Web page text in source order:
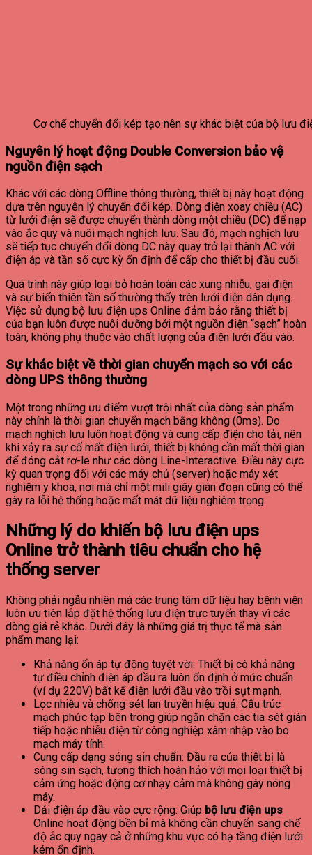
Cơ chế chuyển đổi kép tạo nên sự khác biệt của bộ lưu
Nguyên lý hoạt động Double Conversion bảo vệ
nguồn điện sạch
Khác với các dòng Offline thông thường, thiết bị này hoạt động
dựa trên nguyên lý chuyển đổi kép. Dòng điện xoay chiều (AC)
từ lưới điện sẽ được chuyển thành dòng một chiều (DC) để nạp
vào ắc quy và nuôi mạch nghịch lưu. Sau đó, mạch nghịch lưu
sẽ tiếp tục chuyển đổi dòng DC này quay trở lại thành AC với
điện áp và tần số cực kỳ ổn định để cấp cho thiết bị đầu cuối.
Quá trình này giúp loại bỏ hoàn toàn các xung nhiễu, gai điện
và sự biến thiên tần số thường thấy trên lưới điện dân dụng.
Việc sử dụng bộ lưu điện ups Online đảm bảo rằng thiết bị
của bạn luôn được nuôi dưỡng bởi một nguồn điện “sạch” hoàn
toàn, không phụ thuộc vào chất lượng của điện lưới đầu vào.
Sự khác biệt về thời gian chuyển mạch so với các
dòng UPS thông thường
Một trong những ưu điểm vượt trội nhất của dòng sản phẩm
này chính là thời gian chuyển mạch bằng không (0ms). Do
mạch nghịch lưu luôn hoạt động và cung cấp điện cho tải, nên
khi xảy ra sự cố mất điện lưới, thiết bị không cần mất thời gian
để đóng cắt rơ-le như các dòng Line-Interactive. Điều này cực
kỳ quan trọng đối với các máy chủ (server) hoặc máy xét
nghiệm y khoa, nơi mà chỉ một mili giây gián đoạn cũng có thể
gây ra lỗi hệ thống hoặc mất mát dữ liệu nghiêm trọng.
Những lý do khiến bộ lưu điện ups
Online trở thành tiêu chuẩn cho hệ
thống server
Không phải ngẫu nhiên mà các trung tâm dữ liệu hay bệnh viện
luôn ưu tiên lắp đặt hệ thống lưu điện trực tuyến thay vì các
dòng giá rẻ khác. Dưới đây là những giá trị thực tế mà sản
phẩm mang lại:
Khả năng ổn áp tự động tuyệt vời: Thiết bị có khả năng
tự điều chỉnh điện áp đầu ra luôn ổn định ở mức chuẩn
(ví dụ 220V) bất kể điện lưới đầu vào trồi sụt mạnh.
Lọc nhiễu và chống sét lan truyền hiệu quả: Cấu trúc
mạch phức tạp bên trong giúp ngăn chặn các tia sét gián
tiếp hoặc nhiễu điện từ công nghiệp xâm nhập vào bo
mạch máy tính.
Cung cấp dạng sóng sin chuẩn: Đầu ra của thiết bị là
sóng sin sạch, tương thích hoàn hảo với mọi loại thiết bị
cảm ứng hoặc động cơ nhạy cảm mà không gây nóng
máy.
Dải điện áp đầu vào cực rộng: Giúp bộ lưu điện ups
Online hoạt động bền bỉ mà không cần chuyển sang chế
độ ắc quy ngay cả ở những khu vực có hạ tầng điện lưới
kém ổn định.